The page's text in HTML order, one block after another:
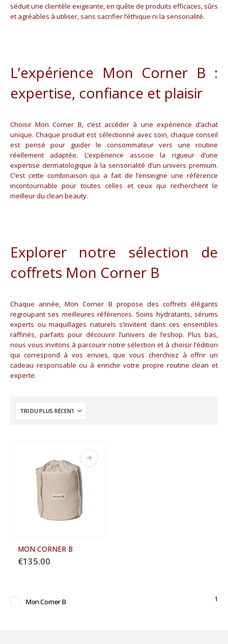
séduit une clientèle exigeante, en quête de produits efficaces, sûrs
et agréables à utiliser, sans sacrifier l’éthique ni la sensorialité.
L’expérience Mon Corner B :
expertise, confiance et plaisir
Choisir Mon Corner B, c’est accéder à une expérience d’achat
unique. Chaque produit est sélectionné avec soin, chaque conseil
est pensé pour guider le consommateur vers une routine
réellement adaptée. L’expérience associe la rigueur d’une
expertise dermatologique à la sensorialité d’un univers premium.
C’est cette combinaison qui a fait de l’enseigne une référence
incontournable pour toutes celles et ceux qui recherchent le
meilleur du clean beauty.
Explorer notre sélection de
coffrets Mon Corner B
Chaque année, Mon Corner B propose des coffrets élégants
regroupant ses meilleures références. Soins hydratants, sérums
experts ou maquillages naturels s’invitent dans ces ensembles
raffinés, parfaits pour découvrir l’univers de l’eshop. Plus bas,
nous vous invitons à parcourir notre sélection et à choisir l’édition
qui correspond à vos envies, que vous cherchiez à offrir un
cadeau responsable ou à enrichir votre propre routine clean et
experte.
MON CORNER B
€135.00
Mon Corner B 1